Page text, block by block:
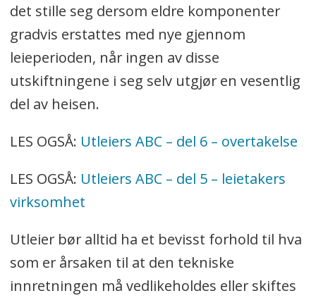
det stille seg dersom eldre komponenter
gradvis erstattes med nye gjennom
leieperioden, når ingen av disse
utskiftningene i seg selv utgjør en vesentlig
del av heisen.
LES OGSÅ: Utleiers ABC – del 6 – overtakelse
LES OGSÅ: Utleiers ABC – del 5 – leietakers
virksomhet
Utleier bør alltid ha et bevisst forhold til hva
som er årsaken til at den tekniske
innretningen må vedlikeholdes eller skiftes